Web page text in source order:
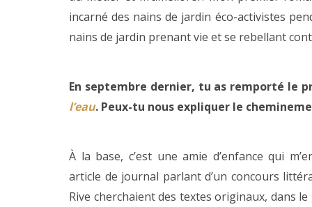
incarné des nains de jardin éco-activistes
nains de jardin prenant vie et se rebellant
En septembre dernier, tu as remporté le
l’eau. Peux-tu nous expliquer le
À la base, c’est une amie d’enfance qui
article de journal parlant d’un concours
Rive cherchaient des textes originaux, dans